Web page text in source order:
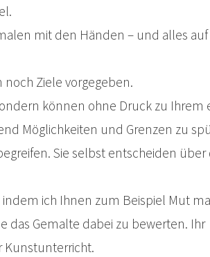
mit den Händen – und alles
Ziele vorgegeben.
können ohne Druck zu Ihrem
Möglichkeiten und Grenzen zu
Sie selbst entscheiden über
ich Ihnen zum Beispiel Mut
das Gemalte dabei zu bewerten. Ihr
Kunstunterricht.